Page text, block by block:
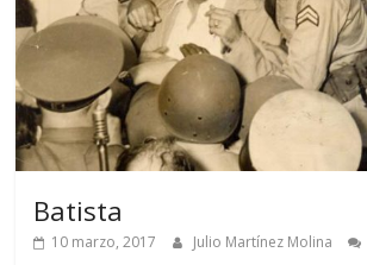
Batista
10 marzo, 2017 Julio Martínez Molina